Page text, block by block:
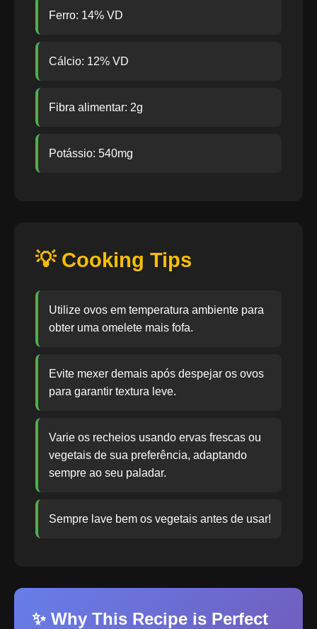
Ferro: 14% VD
Cálcio: 12% VD
Fibra alimentar: 2g
Potássio: 540mg
💡 Cooking Tips
Utilize ovos em temperatura ambiente para
obter uma omelete mais fofa.
Evite mexer demais após despejar os ovos
para garantir textura leve.
Varie os recheios usando ervas frescas ou
vegetais de sua preferência, adaptando
sempre ao seu paladar.
Sempre lave bem os vegetais antes de usar!
✨ Why This Recipe is Perfect